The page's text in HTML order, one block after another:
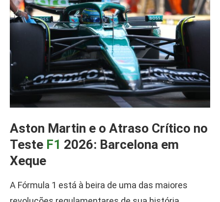
Aston Martin e o Atraso Crítico no
Teste F1 2026: Barcelona em
Xeque
A Fórmula 1 está à beira de uma das maiores